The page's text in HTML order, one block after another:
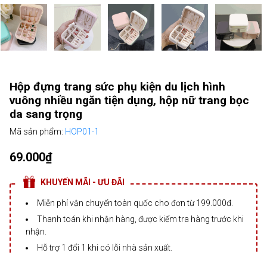
Hộp đựng trang sức phụ kiện du lịch hình
vuông nhiều ngăn tiện dụng, hộp nữ trang bọc
da sang trọng
Mã sản phẩm: HOP01-1
69.000₫
KHUYẾN MÃI - ƯU ĐÃI
Miễn phí vận chuyển toàn quốc cho đơn từ 199.000đ.
Thanh toán khi nhận hàng, được kiểm tra hàng trước khi
nhận.
Hỗ trợ 1 đổi 1 khi có lỗi nhà sản xuất.